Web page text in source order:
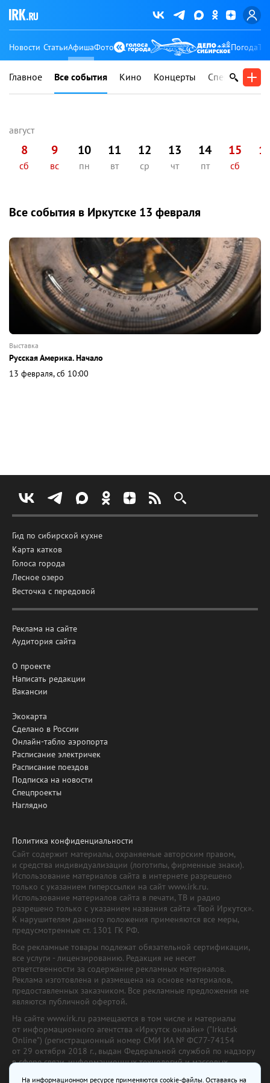
Новости СтатьиАфишаФото Погода
Главное Все события Кино Концерты Спектакли
8
сб
9
вс
10
пн
11
вт
12
ср
13
чт
14
пт
15
сб
Все события в Иркутске 13 февраля
выставка
Русская Америка. Начало
13 февраля, сб 10:00
Гид по сибирской кухне
Карта катков
Голоса города
Лесное озеро
Весточка с передовой
Реклама на сайте
Аудитория сайта
О проекте
Написать редакции
Вакансии
Экокарта
Сделано в России
Онлайн-табло аэропорта
Расписание электричек
Расписание поездов
Подписка на новости
Спецпроекты
Наглядно
Политика конфиденциальности
Сайт содержит материалы, охраняемые авторским правом,
и средства индивидуализации (логотипы, фирменные знаки).
Использование материалов сайта в интернете разрешено
только с указанием гиперссылки на сайт www.irk.ru.
Использование материалов сайта в печати, ТВ и радио
разрешено только с указанием названия сайта «Твой Иркутск».
К нарушителям данного положения применяются все меры,
предусмотренные ст. 1301 ГК РФ.
Все рекламные товары подлежат обязательной сертификации,
все услуги - лицензированию. Редакция не несет
ответственности за содержание рекламных материалов.
Реклама изготовлена и размещена на основе материалов,
предоставленных заказчиком. Все рекламные предложения не
являются публичной офертой.
На сайте www.irk.ru размещаются в том числе и материалы
от информационного агентства «Иркутск онлайн» ("Irkutsk
Online") (регистрационный номер СМИ ИА № ФС77-74154
от 29 октября 2018 г., выдан Федеральной службой по надзору
в сфере связи, информационных технологий и массовых
На информационном ресурсе применяются cookie-файлы. Оставаясь на